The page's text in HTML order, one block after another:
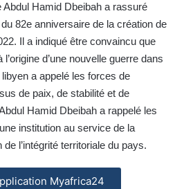
Hamid Dbeibah a rassuré
82e anniversaire de la création de
Il a indiqué être convaincu que
d’une nouvelle guerre dans
a appelé les forces de
de paix, de stabilité et de
Hamid Dbeibah a rappelé les
institution au service de la
l’intégrité territoriale du pays.
Myafrica24